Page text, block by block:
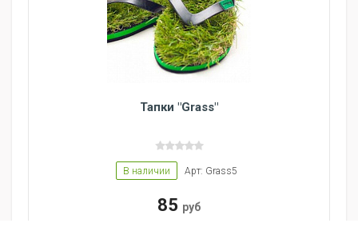
Тапки "Grass"
В наличии Арт: Grass5
85 руб